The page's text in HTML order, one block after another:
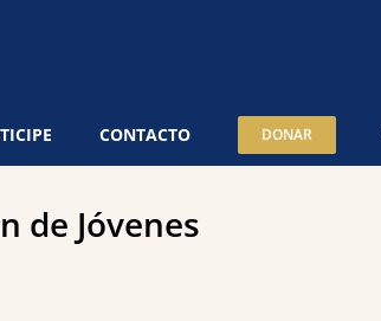
CONTACTO DONAR
de Jóvenes